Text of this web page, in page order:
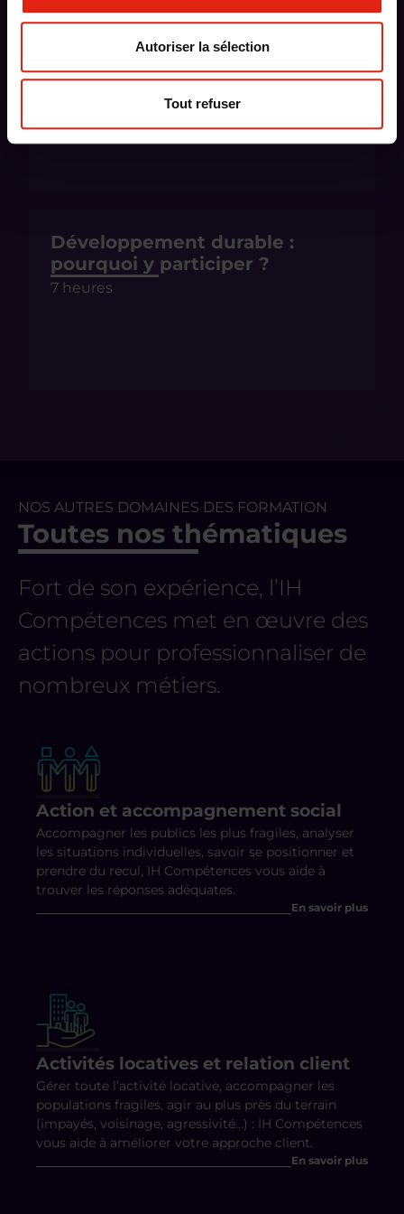
Autoriser la sélection
Tout refuser
Découverte de
l’environnement Office 365
Développement durable :
pourquoi y participer ?
7 heures
NOS AUTRES DOMAINES DES FORMATION
Toutes nos thématiques
Fort de son expérience, l’IH
Compétences met en œuvre des
actions pour professionnaliser de
nombreux métiers.
Action et accompagnement social
Accompagner les publics les plus fragiles, analyser
les situations individuelles, savoir se positionner et
prendre du recul, IH Compétences vous aide à
trouver les réponses adéquates.
En savoir plus
Activités locatives et relation client
Gérer toute l’activité locative, accompagner les
populations fragiles, agir au plus près du terrain
(impayés, voisinage, agressivité…) : IH Compétences
vous aide à améliorer votre approche client.
En savoir plus